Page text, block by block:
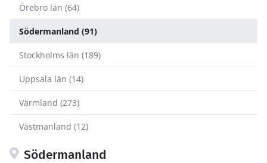
Örebro län (64)
Södermanland (91)
Stockholms län (189)
Uppsala län (14)
Värmland (273)
Västmanland (12)
Södermanland